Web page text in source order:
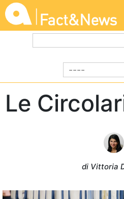
----
Le
di Vittoria